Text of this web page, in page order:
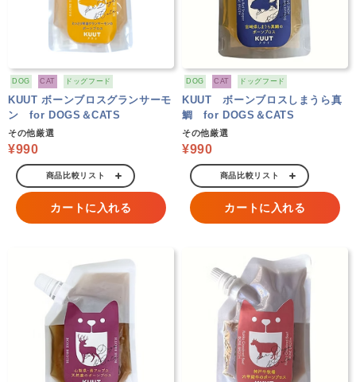
DOG CAT ドッグフード
KUUT ボーンブロスグランサーモ
ン for DOGS＆CATS
その他厳選
¥990
商品比較リスト
カートに入れる
DOG CAT ドッグフード
KUUT ボーンブロスしまうら真
鯛 for DOGS＆CATS
その他厳選
¥990
商品比較リスト
カートに入れる